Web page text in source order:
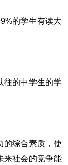
的学生有读大
往的中学生的学
的综合素质，使
来社会的竞争能